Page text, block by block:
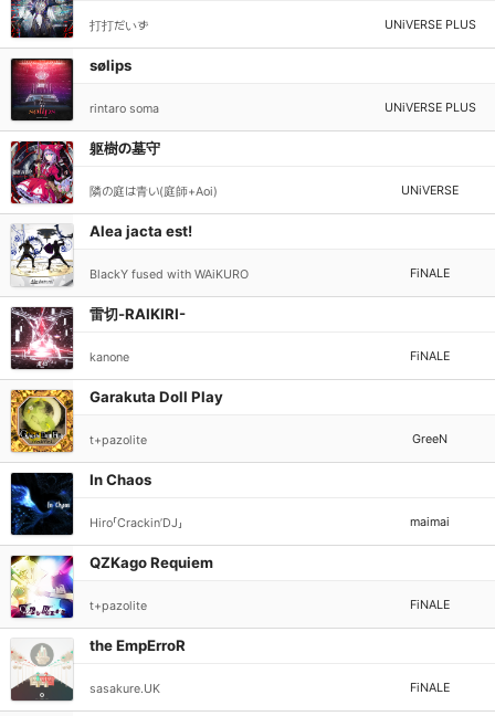
打打だいず UNiVERSE PLUS
sølips
rintaro soma UNiVERSE PLUS
躯樹の墓守
隣の庭は青い(庭師+Aoi) UNiVERSE
Alea jacta est!
BlackY fused with WAiKURO FiNALE
雷切-RAIKIRI-
kanone FiNALE
Garakuta Doll Play
t+pazolite GreeN
In Chaos
Hiro「Crackin’DJ」 maimai
QZKago Requiem
t+pazolite FiNALE
the EmpErroR
sasakure.UK FiNALE